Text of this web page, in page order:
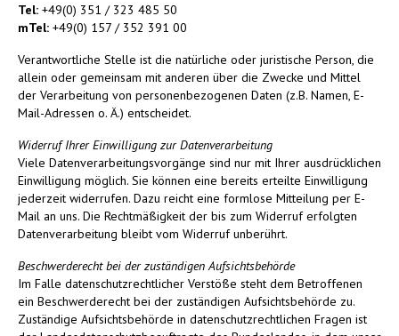
Tel: +49(0) 351 / 323 485 50
mTel: +49(0) 157 / 352 391 00
Verantwortliche Stelle ist die natürliche oder juristische Person, die
allein oder gemeinsam mit anderen über die Zwecke und Mittel
der Verarbeitung von personenbezogenen Daten (z.B. Namen, E-
Mail-Adressen o. Ä.) entscheidet.
Widerruf Ihrer Einwilligung zur Datenverarbeitung
Viele Datenverarbeitungsvorgänge sind nur mit Ihrer ausdrücklichen
Einwilligung möglich. Sie können eine bereits erteilte Einwilligung
jederzeit widerrufen. Dazu reicht eine formlose Mitteilung per E-
Mail an uns. Die Rechtmäßigkeit der bis zum Widerruf erfolgten
Datenverarbeitung bleibt vom Widerruf unberührt.
Beschwerderecht bei der zuständigen Aufsichtsbehörde
Im Falle datenschutzrechtlicher Verstöße steht dem Betroffenen
ein Beschwerderecht bei der zuständigen Aufsichtsbehörde zu.
Zuständige Aufsichtsbehörde in datenschutzrechtlichen Fragen ist